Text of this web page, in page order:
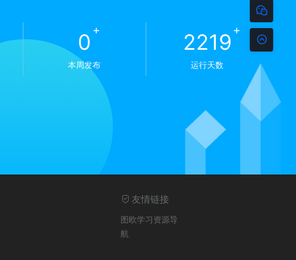
0 +
本周发布
2237 +
运行天数
友情链接
图欧学习资源导
航